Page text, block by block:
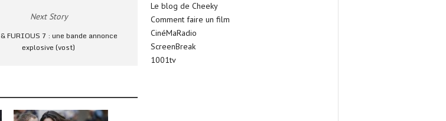
Next Story
FURIOUS 7 : une bande annonce
explosive (vost)
Le blog de Cheeky
Comment faire un film
CinéMaRadio
ScreenBreak
1001tv